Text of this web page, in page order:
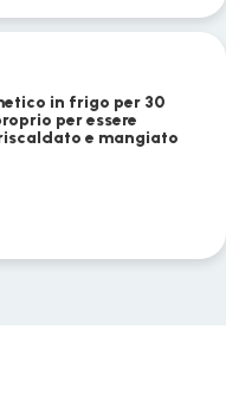
in frigo per 30
per essere
e mangiato